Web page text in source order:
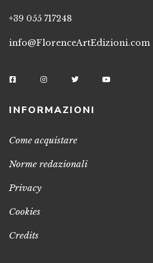
+39 055 717248
info@FlorenceArtEdizioni.com
INFORMAZIONI
Come acquistare
Norme redazionali
Privacy
Cookies
Credits